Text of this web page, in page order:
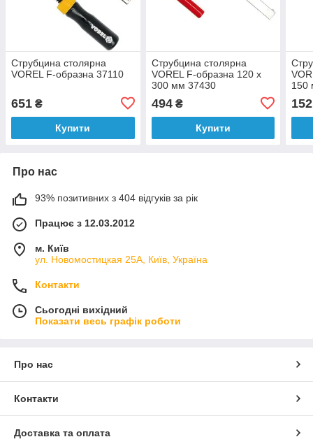
Струбцина столярна
VOREL F-образна 37110
651 ₴
Купити
Струбцина столярна
VOREL F-образна 120 x
300 мм 37430
494₴
Купити
150
152
Про нас
93% позитивних з 404 відгуків за рік
Працює з 12.03.2012
м. Київ
ул. Новомостицкая 25А, Київ, Україна
Контакти
Сьогодні вихідний
Показати весь графік роботи
Про нас
Контакти
Доставка та оплата